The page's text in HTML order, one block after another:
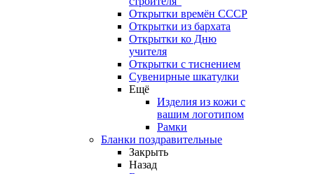
Открытки времён СССР
Открытки из бархата
Открытки ко Дню
учителя
Открытки с тиснением
Сувенирные шкатулки
Ещё
Изделия из кожи с
вашим логотипом
Рамки
Бланки поздравительные
Закрыть
Назад